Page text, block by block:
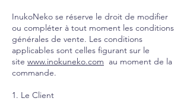
InukoNeko se réserve le droit de modifier
ou compléter à tout moment les conditions
générales de vente. Les conditions
applicables sont celles figurant sur le
site www.inokuneko.com au moment de la
commande.
1. Le Client